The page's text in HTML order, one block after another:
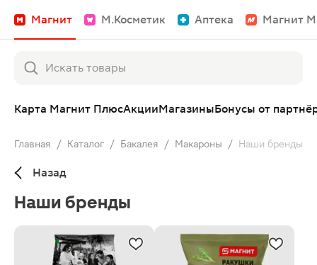
Магнит М.Косметик Аптека Магнит
Карта Магнит ПлюсАкцииМагазиныБонусы от
Главная / Каталог / Бакалея / Макароны / Наши бренды
Назад
Наши бренды